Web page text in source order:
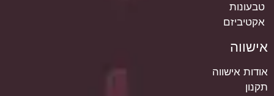
טבעונות
אקטיביזם
אישווה
אודות אישווה
תקנון